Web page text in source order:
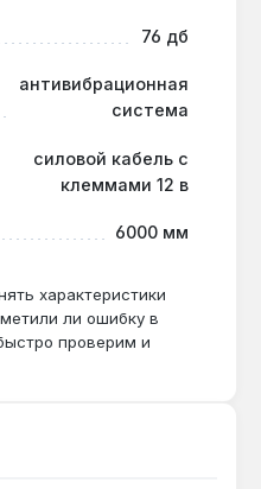
76 дб
антивибрационная
система
силовой кабель с
клеммами 12 в
6000 мм
характеристики
ли ошибку в
проверим и